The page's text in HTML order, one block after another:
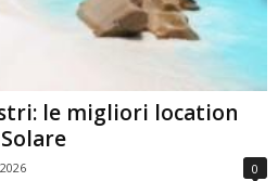
le migliori location
0